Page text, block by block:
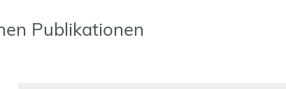
Publikationen